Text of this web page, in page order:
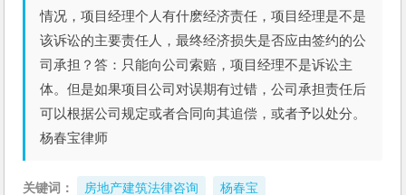
情况，项目经理个人有什麽经济责任，项目经理是不是
该诉讼的主要责任人，最终经济损失是否应由签约的公
司承担？答：只能向公司索赔，项目经理不是诉讼主
体。但是如果项目公司对误期有过错，公司承担责任后
可以根据公司规定或者合同向其追偿，或者予以处分。
杨春宝律师
关键词： 房地产建筑法律咨询 杨春宝